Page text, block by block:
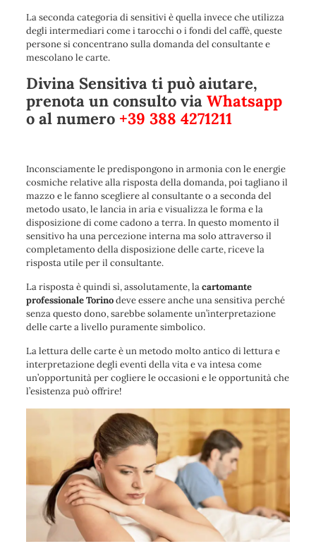
La seconda categoria di sensitivi è quella invece che utilizza
degli intermediari come i tarocchi o i fondi del caffè, queste
persone si concentrano sulla domanda del consultante e
mescolano le carte.
Divina Sensitiva ti può aiutare,
prenota un consulto via Whatsapp
o al numero +39 388 4271211
Inconsciamente le predispongono in armonia con le energie
cosmiche relative alla risposta della domanda, poi tagliano il
mazzo e le fanno scegliere al consultante o a seconda del
metodo usato, le lancia in aria e visualizza le forma e la
disposizione di come cadono a terra. In questo momento il
sensitivo ha una percezione interna ma solo attraverso il
completamento della disposizione delle carte, riceve la
risposta utile per il consultante.
La risposta è quindi sì, assolutamente, lacartomante
professionale Torinodeve essere anche una sensitiva perché
senza questo dono, sarebbe solamente un’interpretazione
delle carte a livello puramente simbolico.
La lettura delle carte è un metodo molto antico di lettura e
interpretazione degli eventi della vita e va intesa come
un’opportunità per cogliere le occasioni e le opportunità che
l’esistenza può offrire!